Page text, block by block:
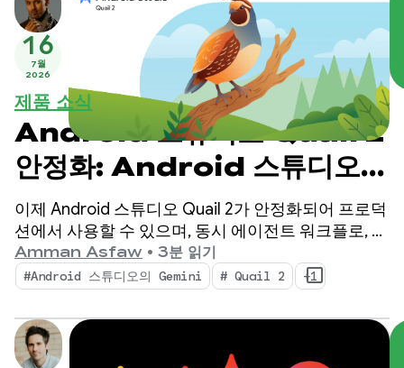
16
7월
2026
제품 소식
Android 스튜디오 Quail 2
안정화: Android 스튜디오
AI 에이전트로 멀티태스킹
이제 Android 스튜디오 Quail 2가 안정화되어 프로덕
션에서 사용할 수 있으며, 동시 에이전트 워크플로, 기
본적으로 통합된 메모리 누수 프로파일링, 컨텍스트
인식 비정상 종료 수정으로 IDE에 변화를 가져옵니다.
Amman Asfaw • 3분 읽기
#Android 스튜디오의 Gemini # Quail 2 +1